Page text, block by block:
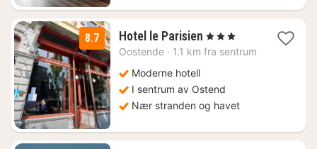
8.7 Hotel le Parisien 1
natt
kr.
, 3 Stjerner
Oostende · 1.1 km fra sentrum
Moderne hotell
I sentrum av Ostend
Nær stranden og havet